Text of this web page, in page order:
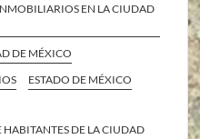
EN LA CIUDAD
DE MÉXICO
ESTADO DE MÉXICO
HABITANTES DE LA CIUDAD